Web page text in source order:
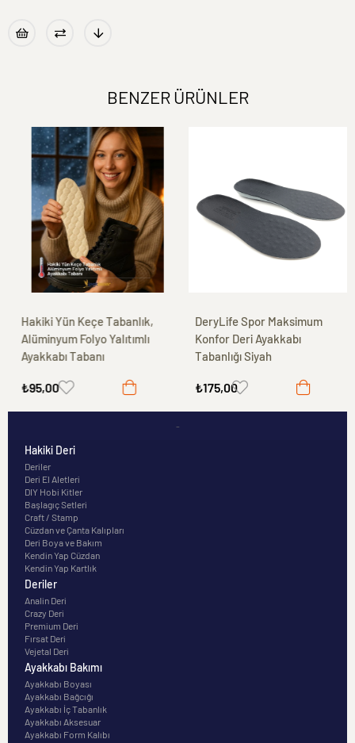
BENZER ÜRÜNLER
Hakiki Yün Keçe Tabanlık,
Alüminyum Folyo Yalıtımlı
Ayakkabı Tabanı
₺95,00
DeryLife Spor Maksimum
Konfor Deri Ayakkabı
Tabanlığı Siyah
₺175,00
-
Hakiki Deri
Deriler
Deri El Aletleri
DIY Hobi Kitler
Başlagıç Setleri
Craft / Stamp
Cüzdan ve Çanta Kalıpları
Deri Boya ve Bakım
Kendin Yap Cüzdan
Kendin Yap Kartlık
Deriler
Analin Deri
Crazy Deri
Premium Deri
Fırsat Deri
Vejetal Deri
Ayakkabı Bakımı
Ayakkabı Boyası
Ayakkabı Bağcığı
Ayakkabı İç Tabanlık
Ayakkabı Aksesuar
Ayakkabı Form Kalıbı